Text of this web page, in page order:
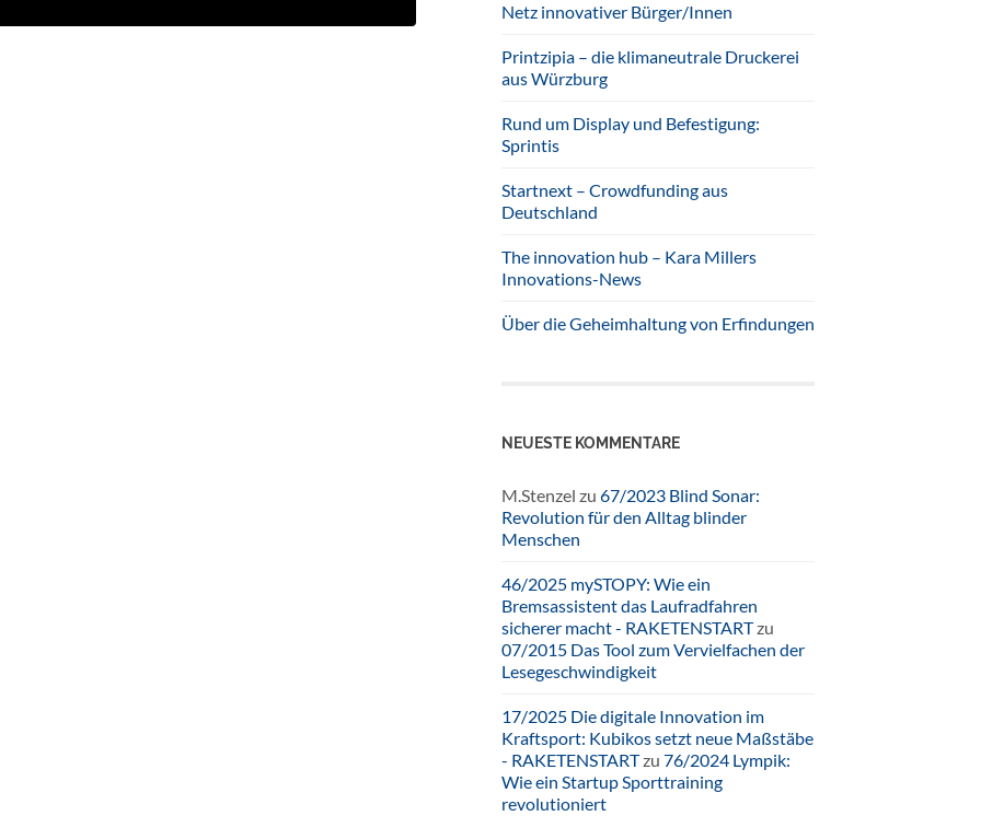
Netz innovativer Bürger/Innen
Printzipia – die klimaneutrale Druckerei
aus Würzburg
Rund um Display und Befestigung:
Sprintis
Startnext – Crowdfunding aus
Deutschland
The innovation hub – Kara Millers
Innovations-News
Über die Geheimhaltung von Erfindungen
NEUESTE KOMMENTARE
M.Stenzel zu 67/2023 Blind Sonar:
Revolution für den Alltag blinder
Menschen
46/2025 mySTOPY: Wie ein
Bremsassistent das Laufradfahren
sicherer macht - RAKETENSTARTzu
07/2015 Das Tool zum Vervielfachen der
Lesegeschwindigkeit
17/2025 Die digitale Innovation im
Kraftsport: Kubikos setzt neue Maßstäbe
- RAKETENSTARTzu 76/2024 Lympik:
Wie ein Startup Sporttraining
revolutioniert